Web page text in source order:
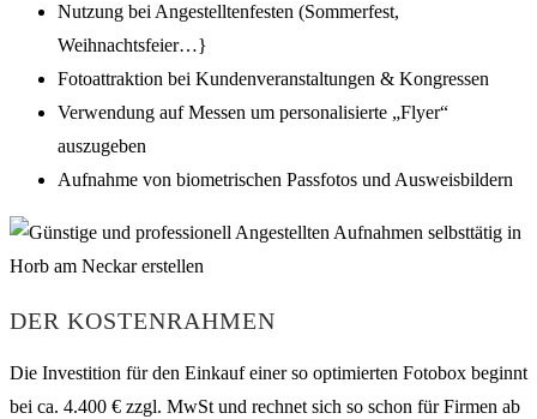
Nutzung bei Angestelltenfesten (Sommerfest,
Weihnachtsfeier…}
Fotoattraktion bei Kundenveranstaltungen & Kongressen
Verwendung auf Messen um personalisierte „Flyer“
auszugeben
Aufnahme von biometrischen Passfotos und Ausweisbildern
DER KOSTENRAHMEN
Die Investition für den Einkauf einer so optimierten Fotobox beginnt
bei ca. 4.400 € zzgl. MwSt und rechnet sich so schon für Firmen ab